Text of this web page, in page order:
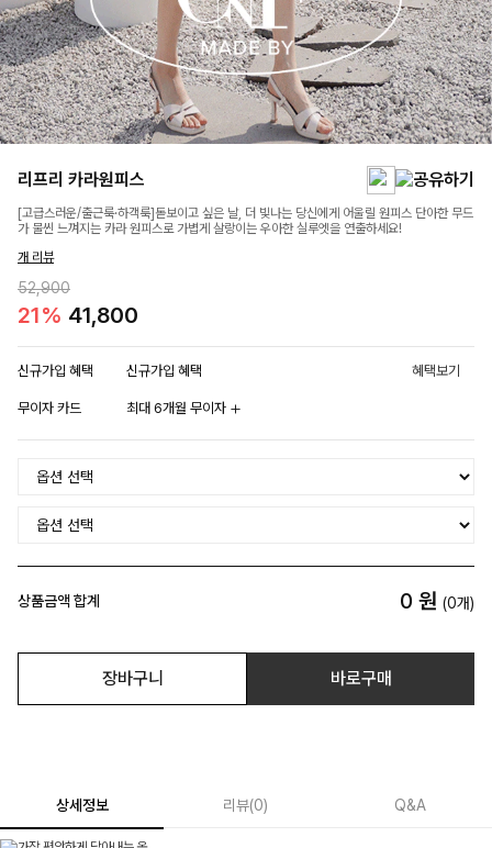
리프리 카라원피스
[고급스러운/출근룩·하객룩]돋보이고 싶은 날, 더 빛나는 당신에게 어울릴 원피스 단아한 무드
가 물씬 느껴지는 카라 원피스로 가볍게 살랑이는 우아한 실루엣을 연출하세요!
개 리뷰
52,900
21% 41,800
신규가입 혜택 신규가입 혜택 혜택보기
무이자 카드 최대 6개월 무이자
상품금액 합계 0 원 (0개)
장바구니 바로구매
상세정보 리뷰(0) Q&A